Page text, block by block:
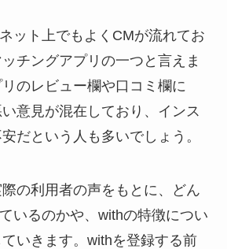
ット上でもよくCMが流れてお
チングアプリの一つと言えま
のレビュー欄や口コミ欄に
意見が混在しており、インス
だという人も多いでしょう。
の利用者の声をもとに、どん
いるのかや、withの特徴につい
いきます。withを登録する前